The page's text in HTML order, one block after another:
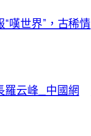
嘆世界”，古稀情
羅云峰_中國網